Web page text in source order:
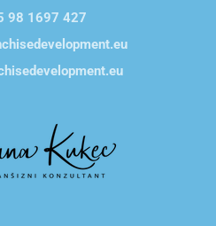
98 1697 427